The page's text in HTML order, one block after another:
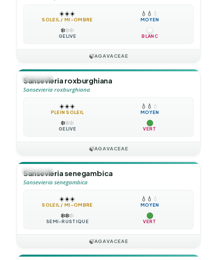
☀️☀️☀️
SOLEIL / MI-OMBRE
💧 💧 💧
MOYEN
❄️❄️❄️
GÉLIVE BLANC
🍃AGAVACEAE
🪴VIVACE
Sansevieria roxburghiana
Sansevieria roxburghiana
☀️☀️☀️
PLEIN SOLEIL
💧 💧 💧
MOYEN
❄️❄️❄️
GÉLIVE VERT
🍃AGAVACEAE
🪴VIVACE
Sansevieria senegambica
Sansevieria senegambica
☀️☀️☀️
SOLEIL / MI-OMBRE
💧 💧 💧
MOYEN
❄️❄️❄️
SEMI-RUSTIQUE VERT
🍃AGAVACEAE